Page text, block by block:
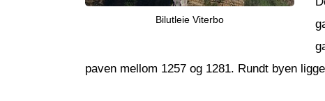
Bilutleie Viterbo
paven mellom 1257 og 1281. Rundt byen